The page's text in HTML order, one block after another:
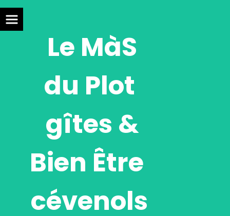
Le MàS
du Plot
gîtes &
Bien Être
cévenols